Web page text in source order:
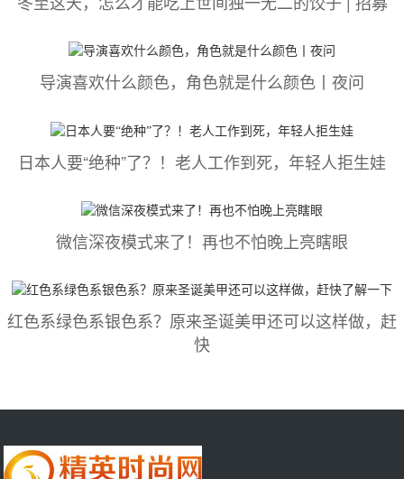
导演喜欢什么颜色，角色就是什么颜色丨夜问
日本人要“绝种”了？！老人工作到死，年轻人拒生娃
微信深夜模式来了！再也不怕晚上亮瞎眼
红色系绿色系银色系？原来圣诞美甲还可以这样做，赶
快